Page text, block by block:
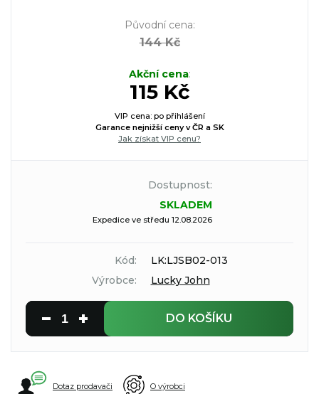
Původní cena:
144 Kč
Akční cena:
115 Kč
VIP cena: po přihlášení
Garance nejnižší ceny v ČR a SK
Jak získat VIP cenu?
Dostupnost:
SKLADEM
Expedice ve středu 12.08.2026
Kód:
LK:LJSB02-013
Výrobce:
Lucky John
DO KOŠÍKU
Dotaz prodavači O výrobci